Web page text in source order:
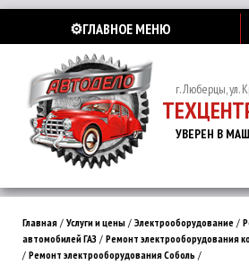
⚙️ГЛАВНОЕ МЕНЮ
г. Люберцы, ул.
УВЕРЕН В
Главная / Услуги и цены / Электрооборудование /
автомобилей ГАЗ / Ремонт электрооборудования
/ Ремонт электрооборудования Соболь /